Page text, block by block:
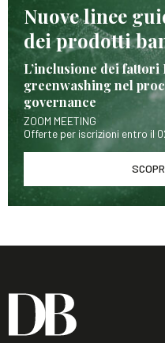
Nuove linee
dei prodotti
L’inclusione dei fattori
greenwashing nel
governance
ZOOM MEETING
Offerte per iscrizioni entro il